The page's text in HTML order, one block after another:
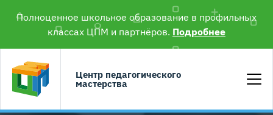
Полноценное школьное образование в профильных
классах ЦПМ и партнёров. Подробнее
Центр педагогического
мастерства